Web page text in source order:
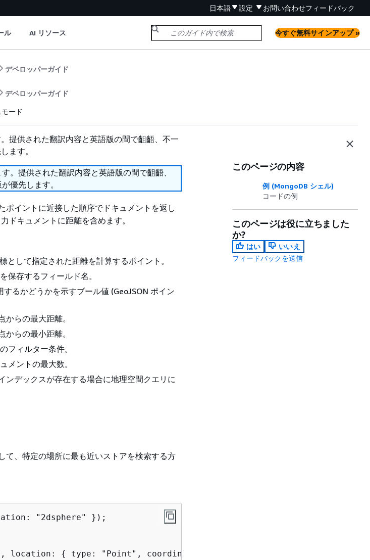
日本語 設定 お問い合わせフィードバック
ル AI リソース 今すぐ無料サインアップ »
デベロッパーガイド
デベロッパーガイド
ード
提供された翻訳内容と英語版の間で齟齬、不一
ます。
。提供された翻訳内容と英語版の間で齟齬、
優先します。
ポイントに近接した順序でドキュメントを返し
ドキュメントに距離を含めます。
として指定された距離を計算するポイント。
保存するフィールド名。
するかどうかを示すブール値 (GeoJSON ポイン
からの最大距離。
からの最小距離。
フィルター条件。
メントの最大数。
ンデックスが存在する場合に地理空間クエリに
て、特定の場所に最も近いストアを検索する方
"2dsphere" });
location: {
type: "Point", coordinates: [-122.4, 37.8] } },
このページの内容
例 (MongoDB シェル)
コードの例
このページは役に立ちました
か?
はい
いいえ
フィードバックを送信